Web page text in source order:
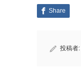
Share
投稿者: